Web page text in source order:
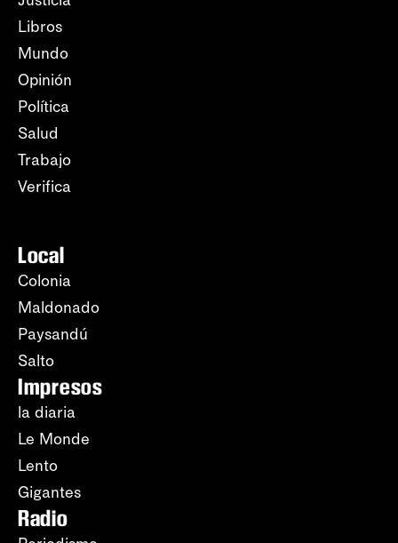
Libros
Mundo
Opinión
Política
Salud
Trabajo
Verifica
Local
Colonia
Maldonado
Paysandú
Salto
Impresos
la diaria
Le Monde
Lento
Gigantes
Radio